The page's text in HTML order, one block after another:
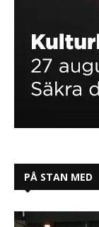
PÅ STAN MED